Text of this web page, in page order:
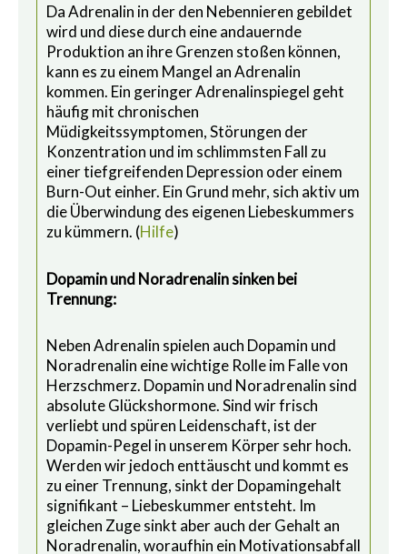
Da Adrenalin in der den Nebennieren gebildet
wird und diese durch eine andauernde
Produktion an ihre Grenzen stoßen können,
kann es zu einem Mangel an Adrenalin
kommen. Ein geringer Adrenalinspiegel geht
häufig mit chronischen
Müdigkeitssymptomen, Störungen der
Konzentration und im schlimmsten Fall zu
einer tiefgreifenden Depression oder einem
Burn-Out einher. Ein Grund mehr, sich aktiv um
die Überwindung des eigenen Liebeskummers
zu kümmern. (Hilfe)
Dopamin und Noradrenalin sinken bei
Trennung:
Neben Adrenalin spielen auch Dopamin und
Noradrenalin eine wichtige Rolle im Falle von
Herzschmerz. Dopamin und Noradrenalin sind
absolute Glückshormone. Sind wir frisch
verliebt und spüren Leidenschaft, ist der
Dopamin-Pegel in unserem Körper sehr hoch.
Werden wir jedoch enttäuscht und kommt es
zu einer Trennung, sinkt der Dopamingehalt
signifikant – Liebeskummer entsteht. Im
gleichen Zuge sinkt aber auch der Gehalt an
Noradrenalin, woraufhin ein Motivationsabfall